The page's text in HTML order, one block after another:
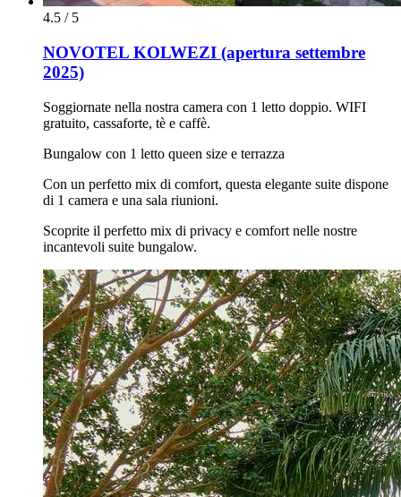
4.5 / 5
NOVOTEL KOLWEZI (apertura settembre
2025)
Soggiornate nella nostra camera con 1 letto doppio. WIFI
gratuito, cassaforte, tè e caffè.
Bungalow con 1 letto queen size e terrazza
Con un perfetto mix di comfort, questa elegante suite dispone
di 1 camera e una sala riunioni.
Scoprite il perfetto mix di privacy e comfort nelle nostre
incantevoli suite bungalow.